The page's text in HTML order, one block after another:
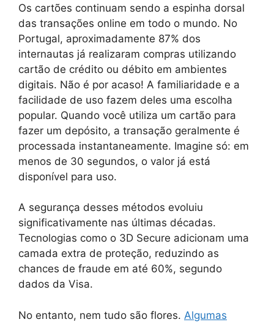
Os cartões continuam sendo a espinha dorsal
das transações online em todo o mundo. No
Portugal, aproximadamente 87% dos
internautas já realizaram compras utilizando
cartão de crédito ou débito em ambientes
digitais. Não é por acaso! A familiaridade e a
facilidade de uso fazem deles uma escolha
popular. Quando você utiliza um cartão para
fazer um depósito, a transação geralmente é
processada instantaneamente. Imagine só: em
menos de 30 segundos, o valor já está
disponível para uso.
A segurança desses métodos evoluiu
significativamente nas últimas décadas.
Tecnologias como o 3D Secure adicionam uma
camada extra de proteção, reduzindo as
chances de fraude em até 60%, segundo
dados da Visa.
No entanto, nem tudo são flores. Algumas